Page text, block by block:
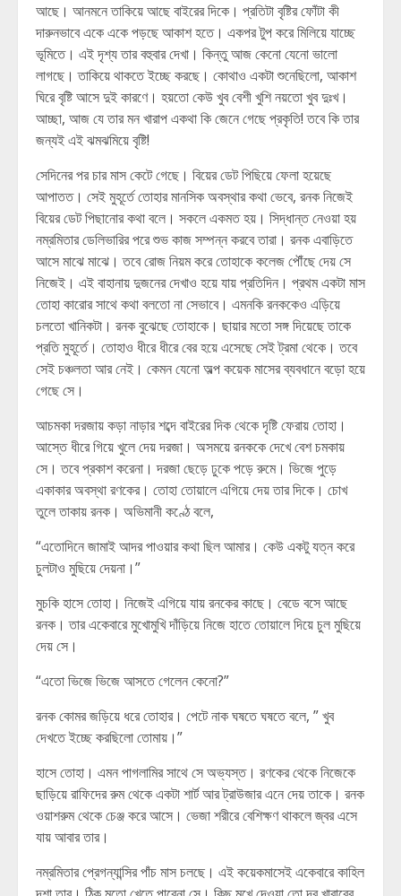
আছে। আনমনে তাকিয়ে আছে বাইরের দিকে। প্রতিটা বৃষ্টির ফোঁটা কী
দারুনভাবে একে একে পড়ছে আকাশ হতে। একপর টুপ করে মিলিয়ে যাচ্ছে
ভূমিতে। এই দৃশ্য তার বহুবার দেখা। কিন্তু আজ কেনো যেনো ভালো
লাগছে। তাকিয়ে থাকতে ইচ্ছে করছে। কোথাও একটা শুনেছিলো, আকাশ
ঘিরে বৃষ্টি আসে দুই কারণে। হয়তো কেউ খুব বেশী খুশি নয়তো খুব দুঃখ।
আচ্ছা, আজ যে তার মন খারাপ একথা কি জেনে গেছে প্রকৃতি! তবে কি তার
জন্যই এই ঝমঝমিয়ে বৃষ্টি!
সেদিনের পর চার মাস কেটে গেছে। বিয়ের ডেট পিছিয়ে ফেলা হয়েছে
আপাতত। সেই মুহূর্তে তোহার মানসিক অবস্থার কথা ভেবে, রনক নিজেই
বিয়ের ডেট পিছানোর কথা বলে। সকলে একমত হয়। সিদ্ধান্ত নেওয়া হয়
নম্রমিতার ডেলিভারির পরে শুভ কাজ সম্পন্ন করবে তারা। রনক এবাড়িতে
আসে মাঝে মাঝে। তবে রোজ নিয়ম করে তোহাকে কলেজ পৌঁছে দেয় সে
নিজেই। এই বাহানায় দুজনের দেখাও হয়ে যায় প্রতিদিন। প্রথম একটা মাস
তোহা কারোর সাথে কথা বলতো না সেভাবে। এমনকি রনককেও এড়িয়ে
চলতো খানিকটা। রনক বুঝেছে তোহাকে। ছায়ার মতো সঙ্গ দিয়েছে তাকে
প্রতি মুহূর্তে। তোহাও ধীরে ধীরে বের হয়ে এসেছে সেই ট্রমা থেকে। তবে
সেই চঞ্চলতা আর নেই। কেমন যেনো অল্প কয়েক মাসের ব্যবধানে বড়ো হয়ে
গেছে সে।
আচমকা দরজায় কড়া নাড়ার শব্দে বাইরের দিক থেকে দৃষ্টি ফেরায় তোহা।
আস্তে ধীরে গিয়ে খুলে দেয় দরজা। অসময়ে রনককে দেখে বেশ চমকায়
সে। তবে প্রকাশ করেনা। দরজা ছেড়ে ঢুকে পড়ে রুমে। ভিজে পুড়ে
একাকার অবস্থা রণকের। তোহা তোয়ালে এগিয়ে দেয় তার দিকে। চোখ
তুলে তাকায় রনক। অভিমানী কণ্ঠে বলে,
“এতোদিনে জামাই আদর পাওয়ার কথা ছিল আমার। কেউ একটু যত্ন করে
চুলটাও মুছিয়ে দেয়না।”
মুচকি হাসে তোহা। নিজেই এগিয়ে যায় রনকের কাছে। বেডে বসে আছে
রনক। তার একেবারে মুখোমুখি দাঁড়িয়ে নিজে হাতে তোয়ালে দিয়ে চুল মুছিয়ে
দেয় সে।
“এতো ভিজে ভিজে আসতে গেলেন কেনো?”
রনক কোমর জড়িয়ে ধরে তোহার। পেটে নাক ঘষতে ঘষতে বলে, ” খুব
দেখতে ইচ্ছে করছিলো তোমায়।”
হাসে তোহা। এমন পাগলামির সাথে সে অভ্যস্ত। রণকের থেকে নিজেকে
ছাড়িয়ে রাফিদের রুম থেকে একটা শার্ট আর ট্রাউজার এনে দেয় তাকে। রনক
ওয়াশরুম থেকে চেঞ্জ করে আসে। ভেজা শরীরে বেশিক্ষণ থাকলে জ্বর এসে
যায় আবার তার।
নম্রমিতার প্রেগন্যান্সির পাঁচ মাস চলছে। এই কয়েকমাসেই একেবারে কাহিল